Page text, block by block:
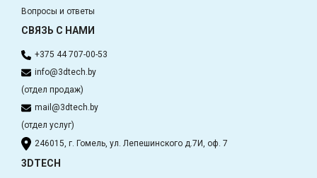
Вопросы и ответы
СВЯЗЬ С НАМИ
+375 44 707-00-53
info@3dtech.by
(отдел продаж)
mail@3dtech.by
(отдел услуг)
246015, г. Гомель, ул. Лепешинского д.7И, оф. 7
3DTECH